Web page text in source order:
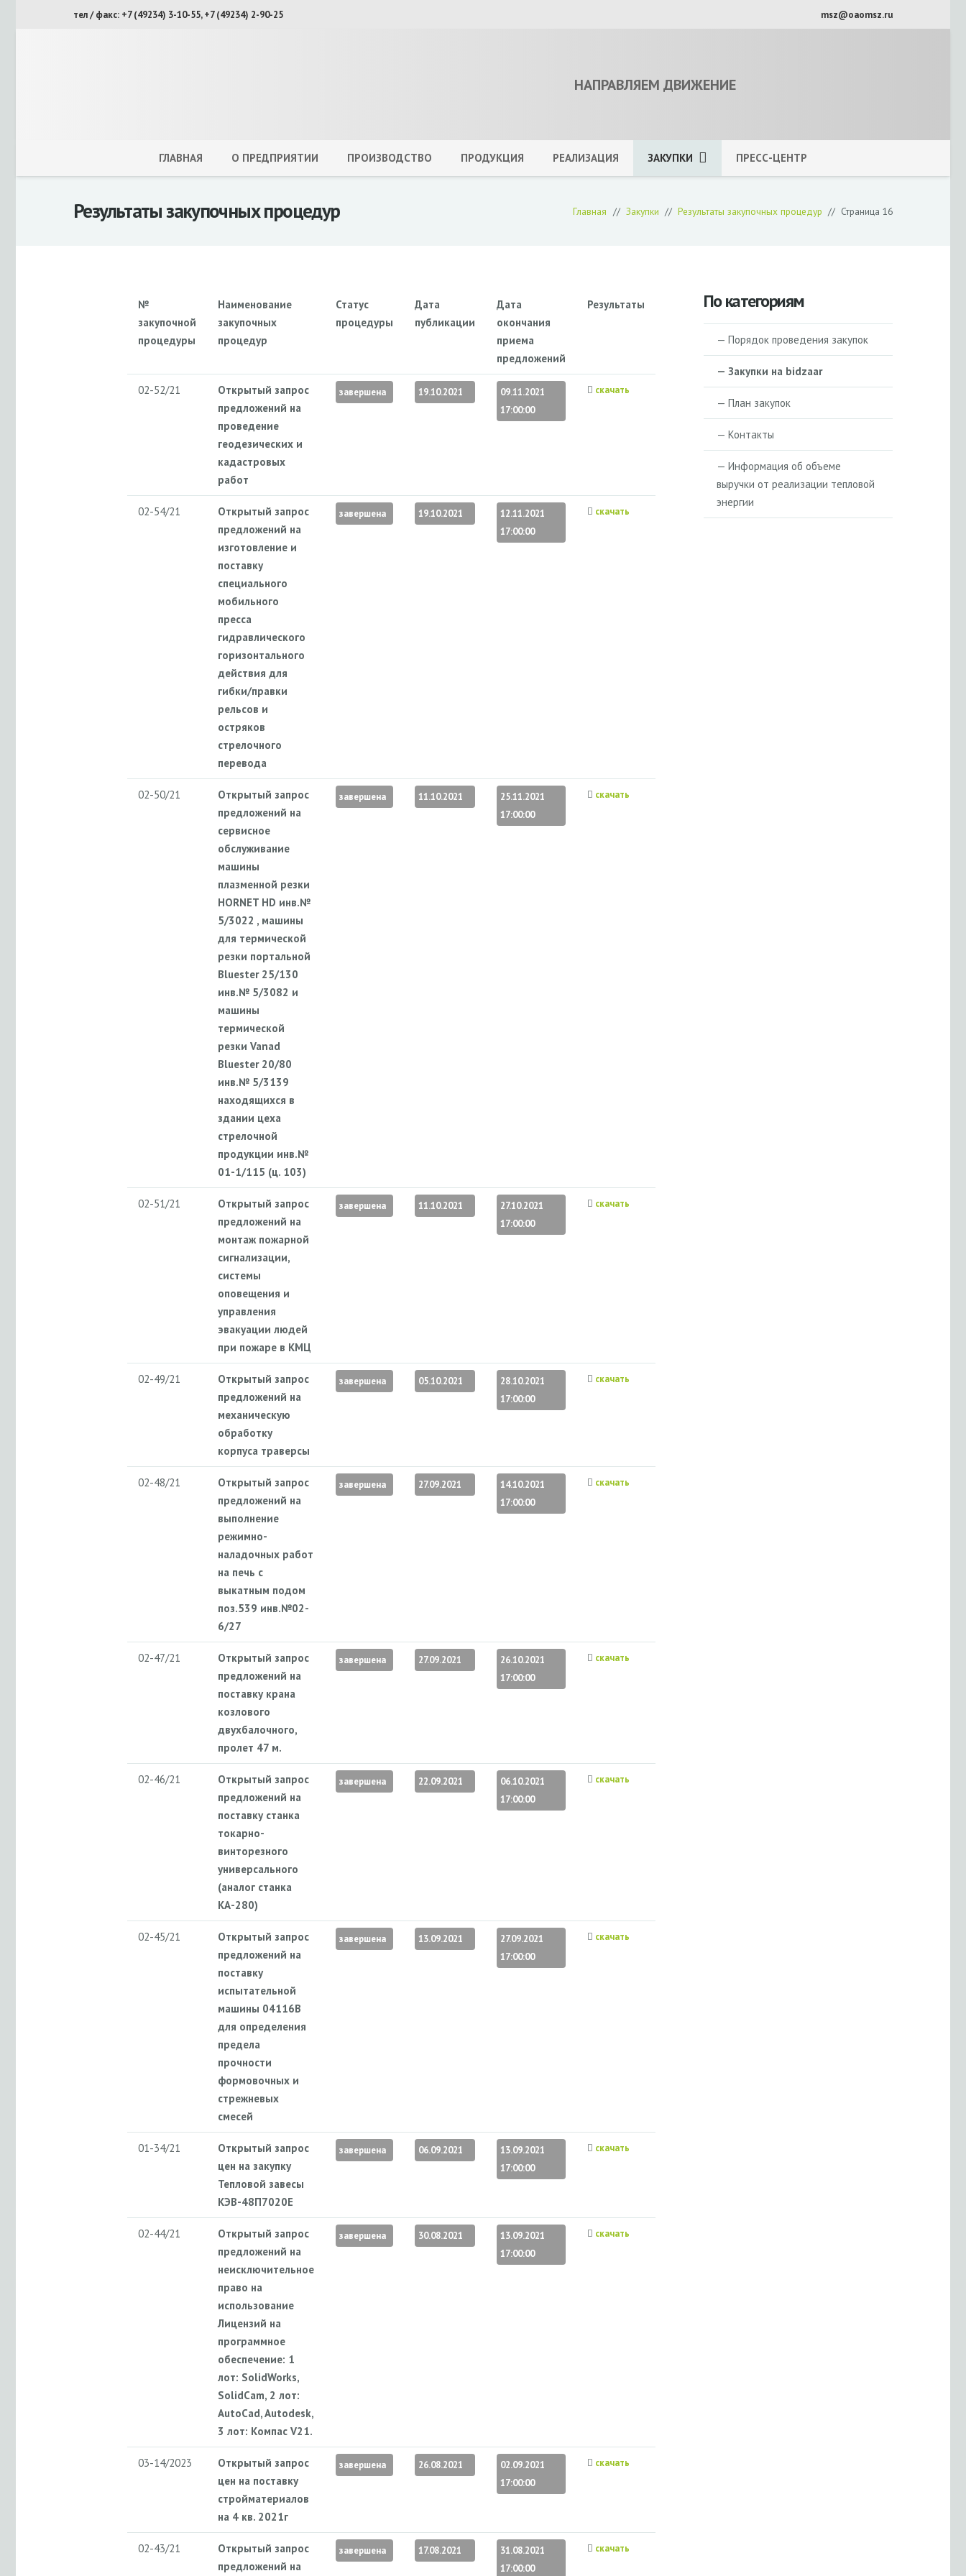
тел / факс: +7 (49234) 3-10-55, +7 (49234) 2-90-25 msz@oaomsz.ru
НАПРАВЛЯЕМ ДВИЖЕНИЕ
ГЛАВНАЯ О ПРЕДПРИЯТИИ ПРОИЗВОДСТВО ПРОДУКЦИЯ РЕАЛИЗАЦИЯ ЗАКУПКИ ПРЕСС-ЦЕНТР
Результаты закупочных процедур Главная // Закупки // Результаты закупочных процедур // Страница 16
№
закупочной
процедуры
Наименование
закупочных
процедур
Статус
процедуры
Дата
публикации
Дата
окончания
приема
предложений
Результаты
02-52/21
Открытый запрос
предложений на
проведение
геодезических и
кадастровых
работ
завершена 19.10.2021
09.11.2021
17:00:00
скачать
02-54/21
Открытый запрос
предложений на
изготовление и
поставку
специального
мобильного
пресса
гидравлического
горизонтального
действия для
гибки/правки
рельсов и
остряков
стрелочного
перевода
завершена 19.10.2021
12.11.2021
17:00:00
скачать
02-50/21
Открытый запрос
предложений на
сервисное
обслуживание
машины
плазменной резки
HORNET HD инв.№
5/3022 , машины
для термической
резки портальной
Bluester 25/130
инв.№ 5/3082 и
машины
термической
резки Vanad
Bluester 20/80
инв.№ 5/3139
находящихся в
здании цеха
стрелочной
продукции инв.№
01-1/115 (ц. 103)
завершена 11.10.2021
25.11.2021
17:00:00
скачать
02-51/21
Открытый запрос
предложений на
монтаж пожарной
сигнализации,
системы
оповещения и
управления
эвакуации людей
при пожаре в КМЦ
завершена 11.10.2021
27.10.2021
17:00:00
скачать
02-49/21
Открытый запрос
предложений на
механическую
обработку
корпуса траверсы
завершена 05.10.2021
28.10.2021
17:00:00
скачать
02-48/21
Открытый запрос
предложений на
выполнение
режимно-
наладочных работ
на печь с
выкатным подом
поз.539 инв.№02-
6/27
завершена 27.09.2021
14.10.2021
17:00:00
скачать
02-47/21
Открытый запрос
предложений на
поставку крана
козлового
двухбалочного,
пролет 47 м.
завершена 27.09.2021
26.10.2021
17:00:00
скачать
02-46/21
Открытый запрос
предложений на
поставку станка
токарно-
винторезного
универсального
(аналог станка
КА-280)
завершена 22.09.2021
06.10.2021
17:00:00
скачать
02-45/21
Открытый запрос
предложений на
поставку
испытательной
машины 04116В
для определения
предела
прочности
формовочных и
стрежневых
смесей
завершена 13.09.2021
27.09.2021
17:00:00
скачать
01-34/21
Открытый запрос
цен на закупку
Тепловой завесы
КЭВ-48П7020Е
завершена 06.09.2021
13.09.2021
17:00:00
скачать
02-44/21
Открытый запрос
предложений на
неисключительное
право на
использование
Лицензий на
программное
обеспечение: 1
лот: SolidWorks,
SolidCam, 2 лот:
AutoCad, Autodesk,
3 лот: Компас V21.
завершена 30.08.2021
13.09.2021
17:00:00
скачать
03-14/2023
Открытый запрос
цен на поставку
стройматериалов
на 4 кв. 2021г
завершена 26.08.2021
02.09.2021
17:00:00
скачать
02-43/21
Открытый запрос
предложений на
завершена 17.08.2021
31.08.2021
17:00:00
скачать
По категориям
— Порядок проведения закупок
— Закупки на bidzaar
— План закупок
— Контакты
— Информация об объеме
выручки от реализации тепловой
энергии